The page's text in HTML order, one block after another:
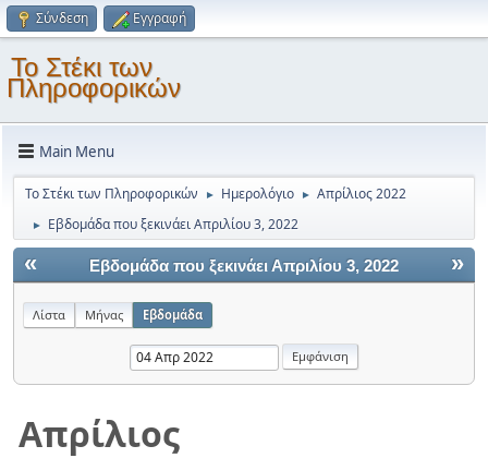
Σύνδεση Εγγραφή
Το Στέκι των
Πληροφορικών
Main Menu
Το Στέκι των Πληροφορικών ► Ημερολόγιο ► Απρίλιος 2022
► Εβδομάδα που ξεκινάει Απριλίου 3, 2022
« »
Εβδομάδα που ξεκινάει Απριλίου 3, 2022
Λίστα Μήνας Εβδομάδα
Απρίλιος